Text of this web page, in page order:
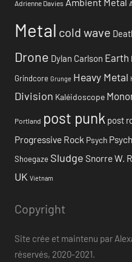
Adrienne Davies
Metal cold wave
Drone Dylan Carlson Earth
Grindcore Grunge Heavy Metal
Division Kaléidoscope
Portland post punk post
Progressive Rock Psych
Shoegaze Sludge Snorre W.
UK Vietnam
Copyright
Site crée et maintenu par
réservés, 2020-2021.